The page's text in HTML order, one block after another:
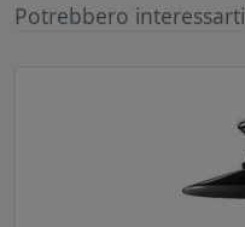
Potrebbero interessarti